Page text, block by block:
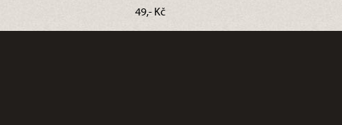
49,- Kč